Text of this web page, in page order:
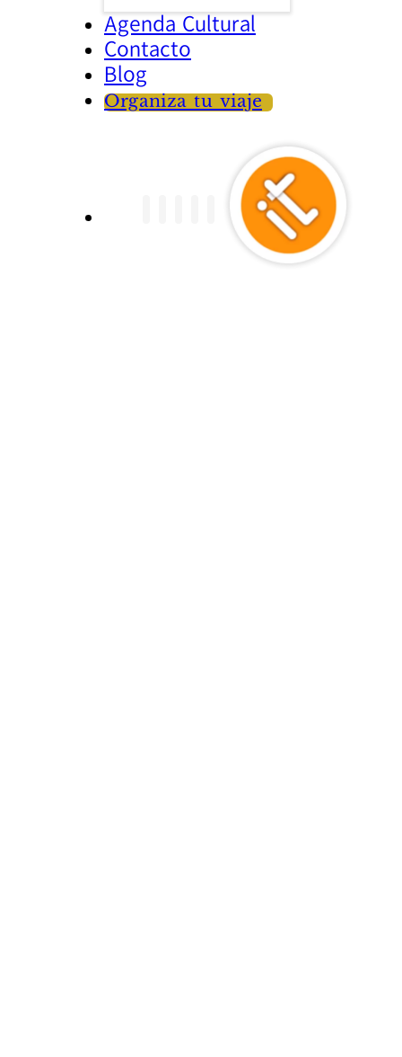
Agenda Cultural
Contacto
Blog
Organiza tu viaje